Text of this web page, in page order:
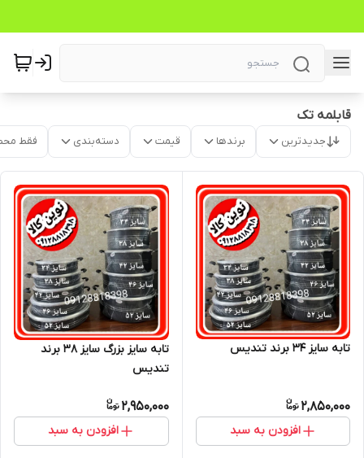
قابلمه تک
جدیدترین برندها قیمت دسته‌بندی فقط
تابه سایز ۳۴ برند تندیس
2,850,000
افزودن به سبد
تابه سایز بزرگ سایز ۳۸ برند
تندیس
2,950,000
افزودن به سبد